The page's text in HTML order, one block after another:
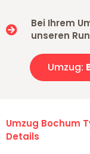
Bei Ihrem
unseren
Umzug:
Umzug Bochum
Details